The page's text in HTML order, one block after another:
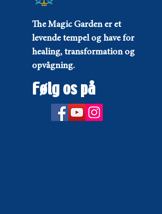
The Magic Garden er et
levende tempel og have for
healing, transformation og
opvågning.
Følg os på